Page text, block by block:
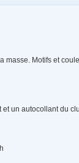
Motifs et
un autocollant du